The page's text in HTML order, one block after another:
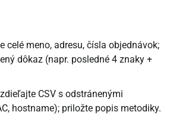
celé meno, adresu, čísla objednávok;
dôkaz (napr. posledné 4 znaky +
CSV s odstránenými
hostname); priložte popis metodiky.